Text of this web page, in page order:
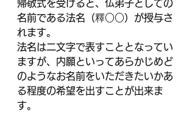
帰敬式を受けると、仏弟子としての
名前である法名（釋○○）が授与さ
れます。﻿
法名は二文字で表すこととなってい
ますが、内願といってあらかじめど
のようなお名前をいただきたいかあ
る程度の希望を出すことが出来ま
す。